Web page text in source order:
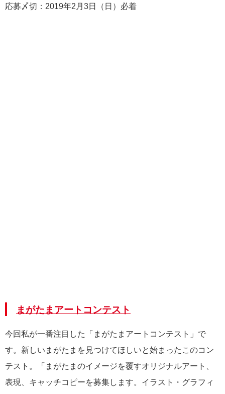
応募〆切：2019年2月3日（日）必着
まがたまアートコンテスト
今回私が一番注目した「まがたまアートコンテスト」で
す。新しいまがたまを見つけてほしいと始まったこのコン
テスト。「まがたまのイメージを覆すオリジナルアート、
表現、キャッチコピーを募集します。イラスト・グラフィ